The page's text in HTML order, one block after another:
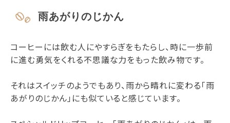
雨あがりのじかん
コーヒーには飲む人にやすらぎをもたらし、時に一歩前
に進む勇気をくれる不思議な力をもった飲み物です。
それはスイッチのようでもあり、雨から晴れに変わる「雨
あがりのじかん」にも似ていると感じています。